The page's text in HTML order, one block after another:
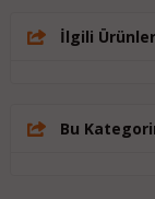
İlgili Ürünler
Bu